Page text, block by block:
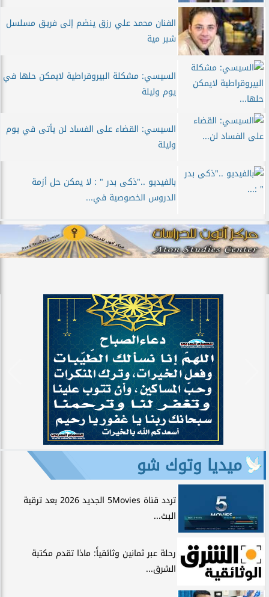
الفنان محمد علي رزق ينضم إلى فريق مسلسل
شبر مية
السيسي: مشكلة البيروقراطية لايمكن حلها في
يوم وليلة
السيسي: القضاء على الفساد لن يأتى في يوم
وليلة
بالفيديو .."ذكى بدر " : لا يمكن حل أزمة
الدروس الخصوصية في...
ميديا وتوك شو
تردد قناة 5Movies الجديد 2026 بعد ترقية
البث...
رحلة عبر ثمانين وثائقياً: ماذا تقدم مكتبة
الشرق...